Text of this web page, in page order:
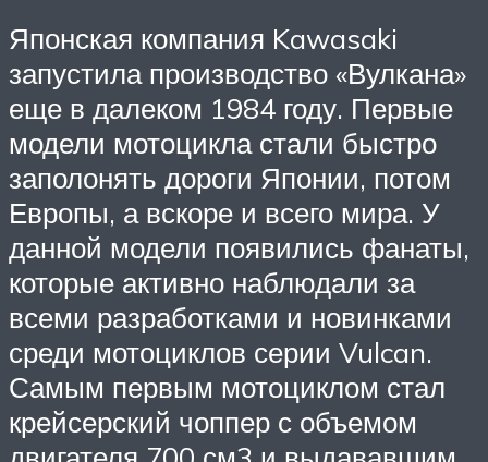
Японская компания Kawasaki
запустила производство «Вулкана»
еще в далеком 1984 году. Первые
модели мотоцикла стали быстро
заполонять дороги Японии, потом
Европы, а вскоре и всего мира. У
данной модели появились фанаты,
которые активно наблюдали за
всеми разработками и новинками
среди мотоциклов серии Vulcan.
Самым первым мотоциклом стал
крейсерский чоппер с объемом